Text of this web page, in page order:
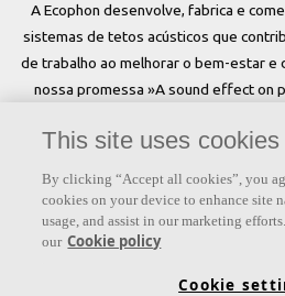
A Ecophon desenvolve, fabrica e
sistemas de tetos acústicos que
de trabalho ao melhorar o bem-estar e
nossa promessa »A sound effect on
This site uses cookies
By clicking “Accept all cookies”, you
cookies on your device to enhance site
usage, and assist in our marketing
our Cookie policy
Cookie